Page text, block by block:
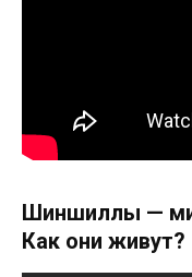
Шиншиллы —
Как они живут?